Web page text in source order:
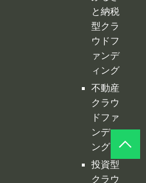
型クラ
ウドフ
ァンデ
ィング
不動産
クラウ
ドファ
ンディ
ング
投資型
クラウ
ドファ